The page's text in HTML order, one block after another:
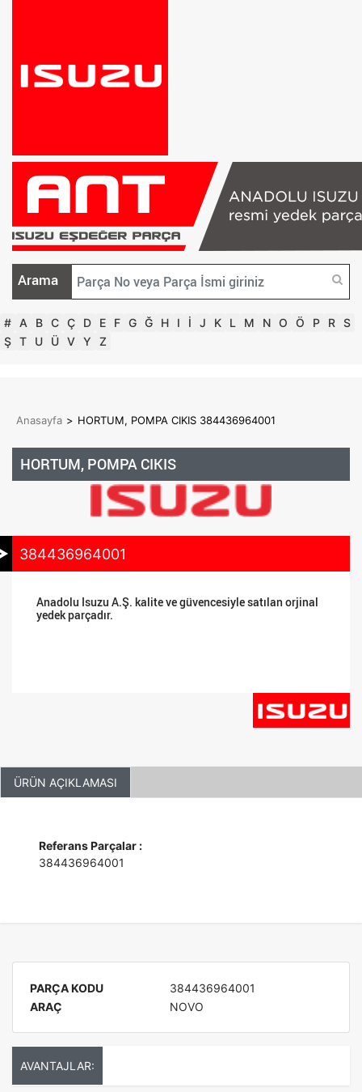
Arama
# A B C Ç D E F G Ğ H I İ J K L M N O Ö P R S
Ş T U Ü V Y Z
Anasayfa > HORTUM, POMPA CIKIS 384436964001
HORTUM, POMPA CIKIS
384436964001
Anadolu Isuzu A.Ş. kalite ve güvencesiyle satılan orjinal
yedek parçadır.
ÜRÜN AÇIKLAMASI
Referans Parçalar :
384436964001
PARÇA KODU
384436964001
ARAÇ
NOVO
AVANTAJLAR: